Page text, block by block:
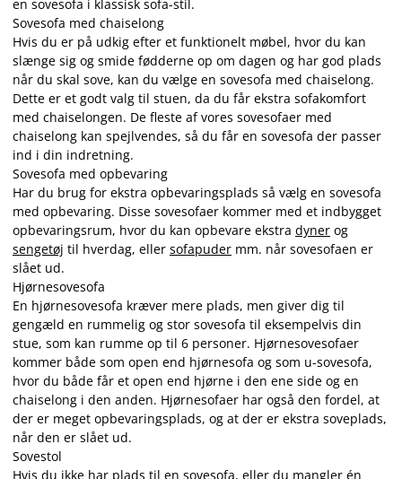
en sovesofa i klassisk sofa-stil.
Sovesofa med chaiselong
Hvis du er på udkig efter et funktionelt møbel, hvor du kan
slænge sig og smide fødderne op om dagen og har god plads
når du skal sove, kan du vælge en sovesofa med chaiselong.
Dette er et godt valg til stuen, da du får ekstra sofakomfort
med chaiselongen. De fleste af vores sovesofaer med
chaiselong kan spejlvendes, så du får en sovesofa der passer
ind i din indretning.
Sovesofa med opbevaring
Har du brug for ekstra opbevaringsplads så vælg en sovesofa
med opbevaring. Disse sovesofaer kommer med et indbygget
opbevaringsrum, hvor du kan opbevare ekstra dyner og
sengetøj til hverdag, eller sofapuder mm. når sovesofaen er
slået ud.
Hjørnesovesofa
En hjørnesovesofa kræver mere plads, men giver dig til
gengæld en rummelig og stor sovesofa til eksempelvis din
stue, som kan rumme op til 6 personer. Hjørnesovesofaer
kommer både som open end hjørnesofa og som u-sovesofa,
hvor du både får et open end hjørne i den ene side og en
chaiselong i den anden. Hjørnesofaer har også den fordel, at
der er meget opbevaringsplads, og at der er ekstra soveplads,
når den er slået ud.
Sovestol
Hvis du ikke har plads til en sovesofa, eller du mangler én